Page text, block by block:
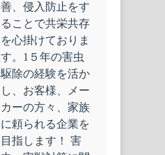
善、侵入防止をす
ることで共栄共存
を心掛けておりま
す。1５年の害虫
駆除の経験を活か
し、お客様、メー
カーの方々、家族
に頼られる企業を
目指します！ 害